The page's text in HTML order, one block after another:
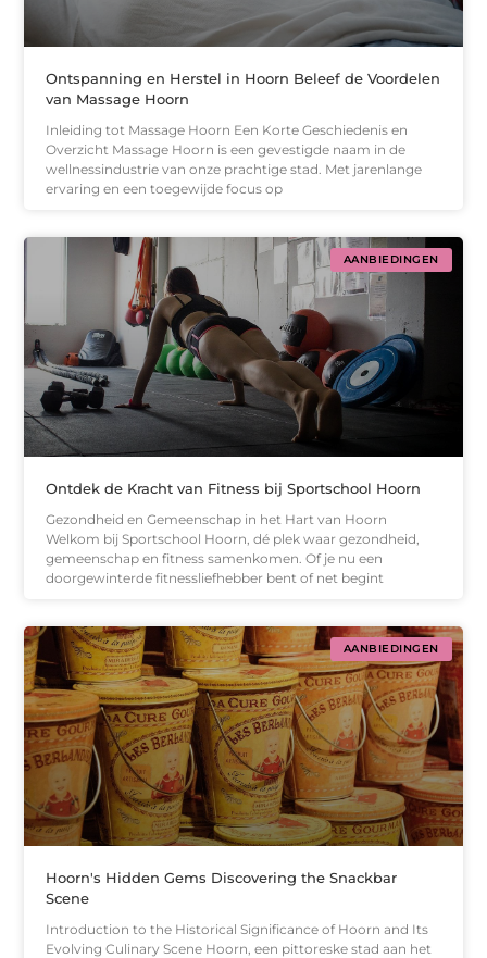
Ontspanning en Herstel in Hoorn Beleef de Voordelen
van Massage Hoorn
Inleiding tot Massage Hoorn Een Korte Geschiedenis en
Overzicht Massage Hoorn is een gevestigde naam in de
wellnessindustrie van onze prachtige stad. Met jarenlange
ervaring en een toegewijde focus op
AANBIEDINGEN
Ontdek de Kracht van Fitness bij Sportschool Hoorn
Gezondheid en Gemeenschap in het Hart van Hoorn
Welkom bij Sportschool Hoorn, dé plek waar gezondheid,
gemeenschap en fitness samenkomen. Of je nu een
doorgewinterde fitnessliefhebber bent of net begint
AANBIEDINGEN
Hoorn's Hidden Gems Discovering the Snackbar
Scene
Introduction to the Historical Significance of Hoorn and Its
Evolving Culinary Scene Hoorn, een pittoreske stad aan het